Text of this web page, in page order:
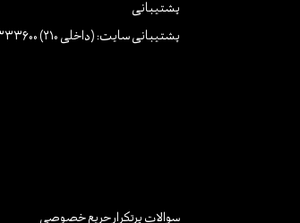
پشتیبانی
پشتیبانی سایت: (داخلی 210) 88333600
سوالات پرتکرارحریم خصوصی